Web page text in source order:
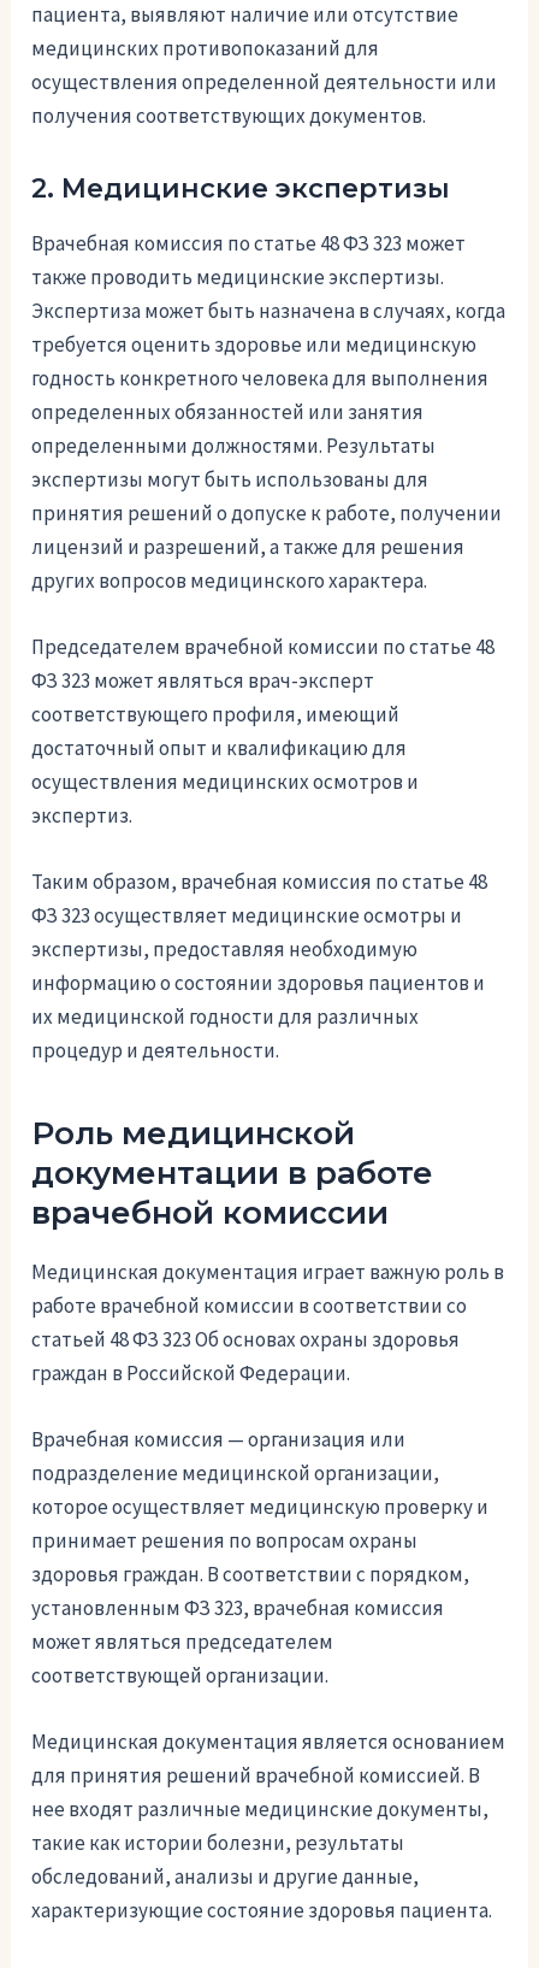
пациента, выявляют наличие или отсутствие
медицинских противопоказаний для
осуществления определенной деятельности или
получения соответствующих документов.
2. Медицинские экспертизы
Врачебная комиссия по статье 48 ФЗ 323 может
также проводить медицинские экспертизы.
Экспертиза может быть назначена в случаях, когда
требуется оценить здоровье или медицинскую
годность конкретного человека для выполнения
определенных обязанностей или занятия
определенными должностями. Результаты
экспертизы могут быть использованы для
принятия решений о допуске к работе, получении
лицензий и разрешений, а также для решения
других вопросов медицинского характера.
Председателем врачебной комиссии по статье 48
ФЗ 323 может являться врач-эксперт
соответствующего профиля, имеющий
достаточный опыт и квалификацию для
осуществления медицинских осмотров и
экспертиз.
Таким образом, врачебная комиссия по статье 48
ФЗ 323 осуществляет медицинские осмотры и
экспертизы, предоставляя необходимую
информацию о состоянии здоровья пациентов и
их медицинской годности для различных
процедур и деятельности.
Роль медицинской
документации в работе
врачебной комиссии
Медицинская документация играет важную роль в
работе врачебной комиссии в соответствии со
статьей 48 ФЗ 323 Об основах охраны здоровья
граждан в Российской Федерации.
Врачебная комиссия — организация или
подразделение медицинской организации,
которое осуществляет медицинскую проверку и
принимает решения по вопросам охраны
здоровья граждан. В соответствии с порядком,
установленным ФЗ 323, врачебная комиссия
может являться председателем
соответствующей организации.
Медицинская документация является основанием
для принятия решений врачебной комиссией. В
нее входят различные медицинские документы,
такие как истории болезни, результаты
обследований, анализы и другие данные,
характеризующие состояние здоровья пациента.